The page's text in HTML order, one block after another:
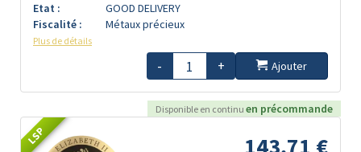
Etat :
GOOD DELIVERY
Fiscalité :
Métaux précieux
Plus de détails
- + Ajouter
Disponible en continu en précommande
LSP